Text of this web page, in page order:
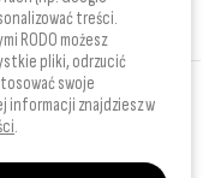
treści.
RODO możesz
pliki, odrzucić
swoje
informacji znajdziesz w
.